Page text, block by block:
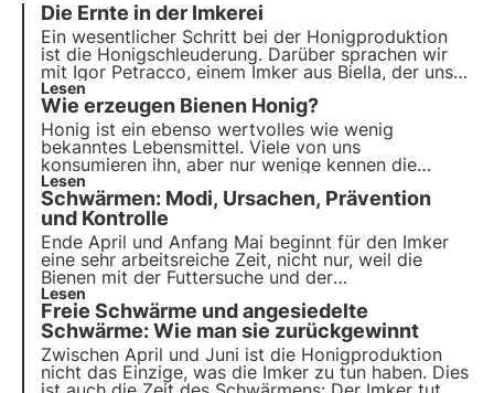
Die Ernte in der Imkerei
Ein wesentlicher Schritt bei der Honigproduktion
ist die Honigschleuderung. Darüber sprachen wir
mit Igor Petracco, einem Imker aus Biella, der uns
durch sein Honigschleuderlabor in Biella Miele
führte und uns die verschiedenen Phasen der
Honiggewinnung erläuterte.
Lesen
Wie erzeugen Bienen Honig?
Honig ist ein ebenso wertvolles wie wenig
bekanntes Lebensmittel. Viele von uns
konsumieren ihn, aber nur wenige kennen die
verschiedenen Etappen der Honigproduktion, die
das schöne Glas mit dieser süßen Substanz auf
unseren Tisch bringt.
Lesen
Schwärmen: Modi, Ursachen, Prävention
und Kontrolle
Ende April und Anfang Mai beginnt für den Imker
eine sehr arbeitsreiche Zeit, nicht nur, weil die
Bienen mit der Futtersuche und der
Honigproduktion beginnen, sondern auch, weil in
diesen frühen Frühlingsmonaten das berühmte
Schwarmverhalten auftritt.
Lesen
Freie Schwärme und angesiedelte
Schwärme: Wie man sie zurückgewinnt
Zwischen April und Juni ist die Honigproduktion
nicht das Einzige, was die Imker zu tun haben. Dies